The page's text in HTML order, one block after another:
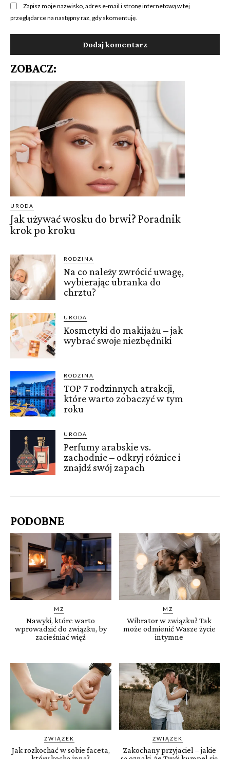
Zapisz moje nazwisko, adres e-mail i stronę internetową w tej
przeglądarce na następny raz, gdy skomentuję.
ZOBACZ:
URODA
Jak używać wosku do brwi? Poradnik
krok po kroku
RODZINA
Na co należy zwrócić uwagę,
wybierając ubranka do
chrztu?
URODA
Kosmetyki do makijażu – jak
wybrać swoje niezbędniki
RODZINA
TOP 7 rodzinnych atrakcji,
które warto zobaczyć w tym
roku
URODA
Perfumy arabskie vs.
zachodnie – odkryj różnice i
znajdź swój zapach
PODOBNE
MZ
Nawyki, które warto
wprowadzić do związku, by
zacieśniać więź
MZ
Wibrator w związku? Tak
może odmienić Wasze życie
intymne
ZWIĄZEK
Jak rozkochać w sobie faceta,
ZWIĄZEK
Zakochany przyjaciel – jakie